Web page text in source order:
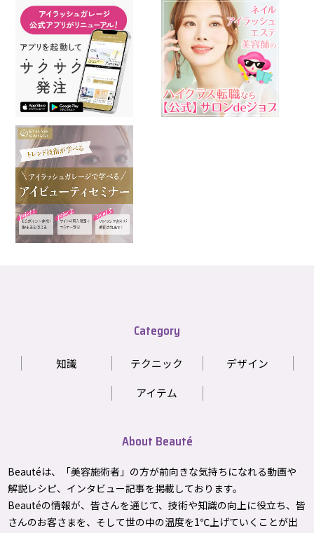
Category
知識 テクニック デザイン
アイテム
About Beauté
Beautéは、「美容施術者」の方が前向きな気持ちになれる動画や
解説レシピ、インタビュー記事を掲載しております。
Beautéの情報が、皆さんを通じて、技術や知識の向上に役立ち、皆
さんのお客さまを、そして世の中の温度を1℃上げていくことが出